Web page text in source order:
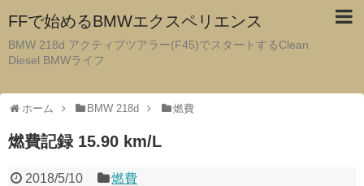
FFで始めるBMWエクスペリエンス
BMW 218d アクティブツアラー(F45)でスタートするClean
Diesel BMWライフ
ホーム BMW 218d 燃費
燃費記録 15.90 km/L
2018/5/10 燃費